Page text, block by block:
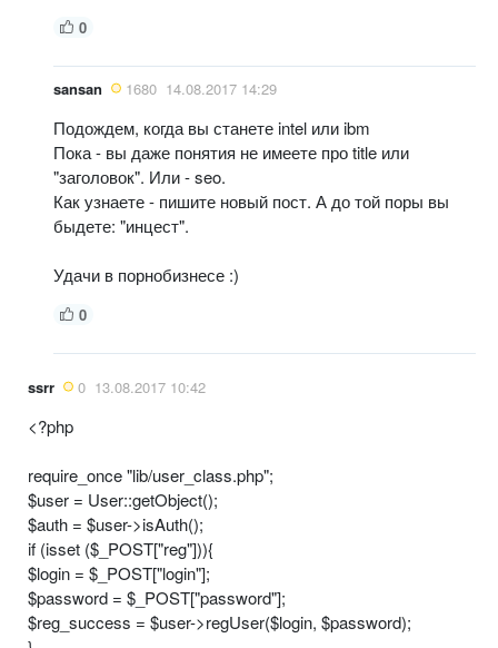
0
sansan 1680 14.08.2017 14:29
Подождем, когда вы станете intel или ibm
Пока - вы даже понятия не имеете про title или
"заголовок". Или - seo.
Как узнаете - пишите новый пост. А до той поры вы
быдете: "инцест".
Удачи в порнобизнесе :)
0
ssrr 0 13.08.2017 10:42
<?php
require_once "lib/user_class.php";
$user = User::getObject();
$auth = $user->isAuth();
if (isset ($_POST["reg"])){
$login = $_POST["login"];
$password = $_POST["password"];
$reg_success = $user->regUser($login, $password);